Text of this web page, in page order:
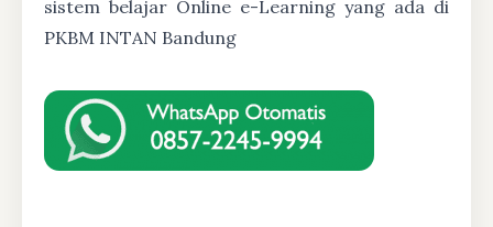
sistem belajar Online e-Learning yang ada di
PKBM INTAN Bandung